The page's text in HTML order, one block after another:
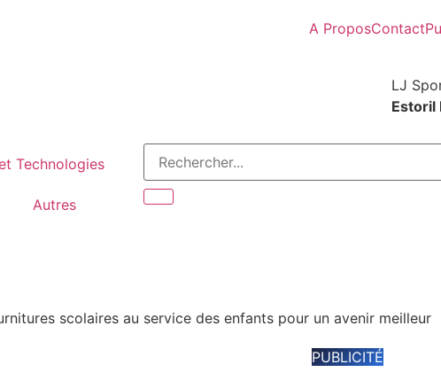
A ProposContact
LJ
Estoril
Technologies
Autres
scolaires au service des enfants pour un avenir meilleur
PUBLICITÉ